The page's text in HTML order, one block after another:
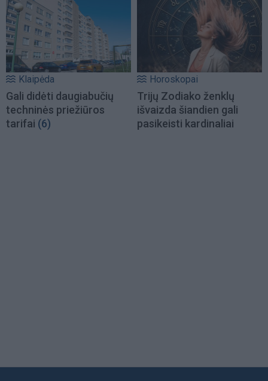
Klaipėda
Gali didėti daugiabučių
techninės priežiūros
tarifai (6)
Horoskopai
Trijų Zodiako ženklų
išvaizda šiandien gali
pasikeisti kardinaliai